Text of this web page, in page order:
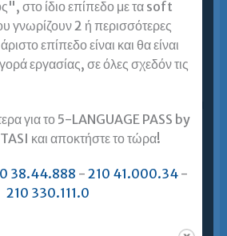
Λόγου
από 30 ερωτήσεις
Λόγου
από 30 ερωτήσεις
στο ίδιο επίπεδο με τα soft
γνωρίζουν 2 ή περισσότερες
επίπεδο είναι και θα είναι
εργασίας, σε όλες σχεδόν τις
για το 5-LANGUAGE PASS by
και αποκτήστε το τώρα!
38.44.888 - 210 41.000.34 -
210 330.111.0